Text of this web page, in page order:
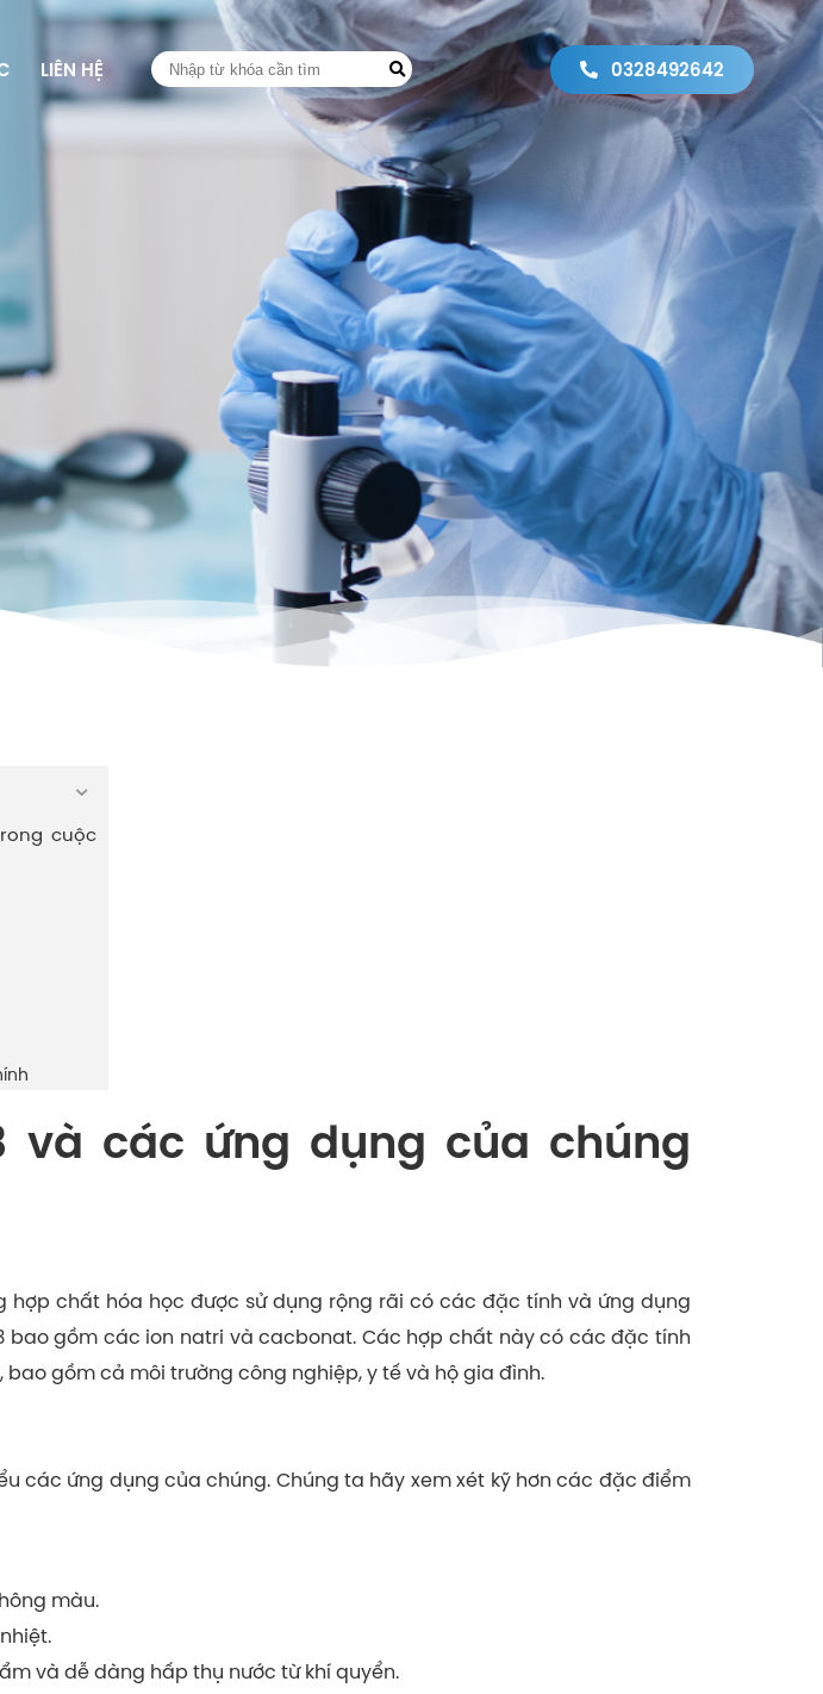
LIÊN HỆ 0328492642
cuộc
và các ứng dụng của chúng
chất hóa học được sử dụng rộng rãi có các đặc tính và ứng dụng
bao gồm các ion natri và cacbonat. Các hợp chất này có các đặc tính
gồm cả môi trường công nghiệp, y tế và hộ gia đình.
các ứng dụng của chúng. Chúng ta hãy xem xét kỹ hơn các đặc điểm
màu.
và dễ dàng hấp thụ nước từ khí quyển.